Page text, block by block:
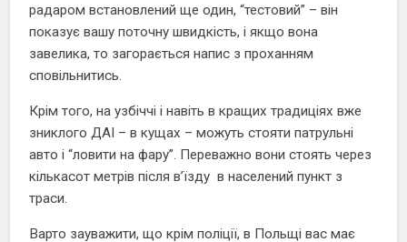
радаром встановлений ще один, “тестовий” – він
показує вашу поточну швидкість, і якщо вона
завелика, то загорається напис з проханням
сповільнитись.
Крім того, на узбіччі і навіть в кращих традиціях вже
зниклого ДАІ – в кущах – можуть стояти патрульні
авто і “ловити на фару”. Переважно вони стоять через
кількасот метрів після в’їзду в населений пункт з
траси.
Варто зауважити, що крім поліції, в Польщі вас має